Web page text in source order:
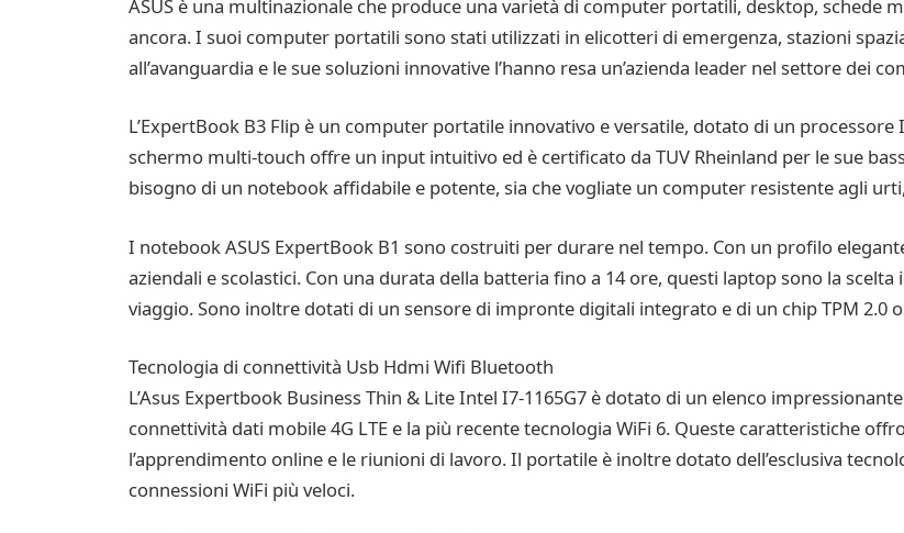
ASUS è una multinazionale che produce una varietà di computer portatili, desktop, schede
ancora. I suoi computer portatili sono stati utilizzati in elicotteri di emergenza, stazioni
all’avanguardia e le sue soluzioni innovative l’hanno resa un’azienda leader nel settore dei
L’ExpertBook B3 Flip è un computer portatile innovativo e versatile, dotato di un processore
schermo multi-touch offre un input intuitivo ed è certificato da TUV Rheinland per le sue
bisogno di un notebook affidabile e potente, sia che vogliate un computer resistente agli
I notebook ASUS ExpertBook B1 sono costruiti per durare nel tempo. Con un profilo
aziendali e scolastici. Con una durata della batteria fino a 14 ore, questi laptop sono la
viaggio. Sono inoltre dotati di un sensore di impronte digitali integrato e di un chip TPM 2.0
Tecnologia di connettività Usb Hdmi Wifi Bluetooth
L’Asus Expertbook Business Thin & Lite Intel I7-1165G7 è dotato di un elenco
connettività dati mobile 4G LTE e la più recente tecnologia WiFi 6. Queste caratteristiche
l’apprendimento online e le riunioni di lavoro. Il portatile è inoltre dotato dell’esclusiva
connessioni WiFi più veloci.